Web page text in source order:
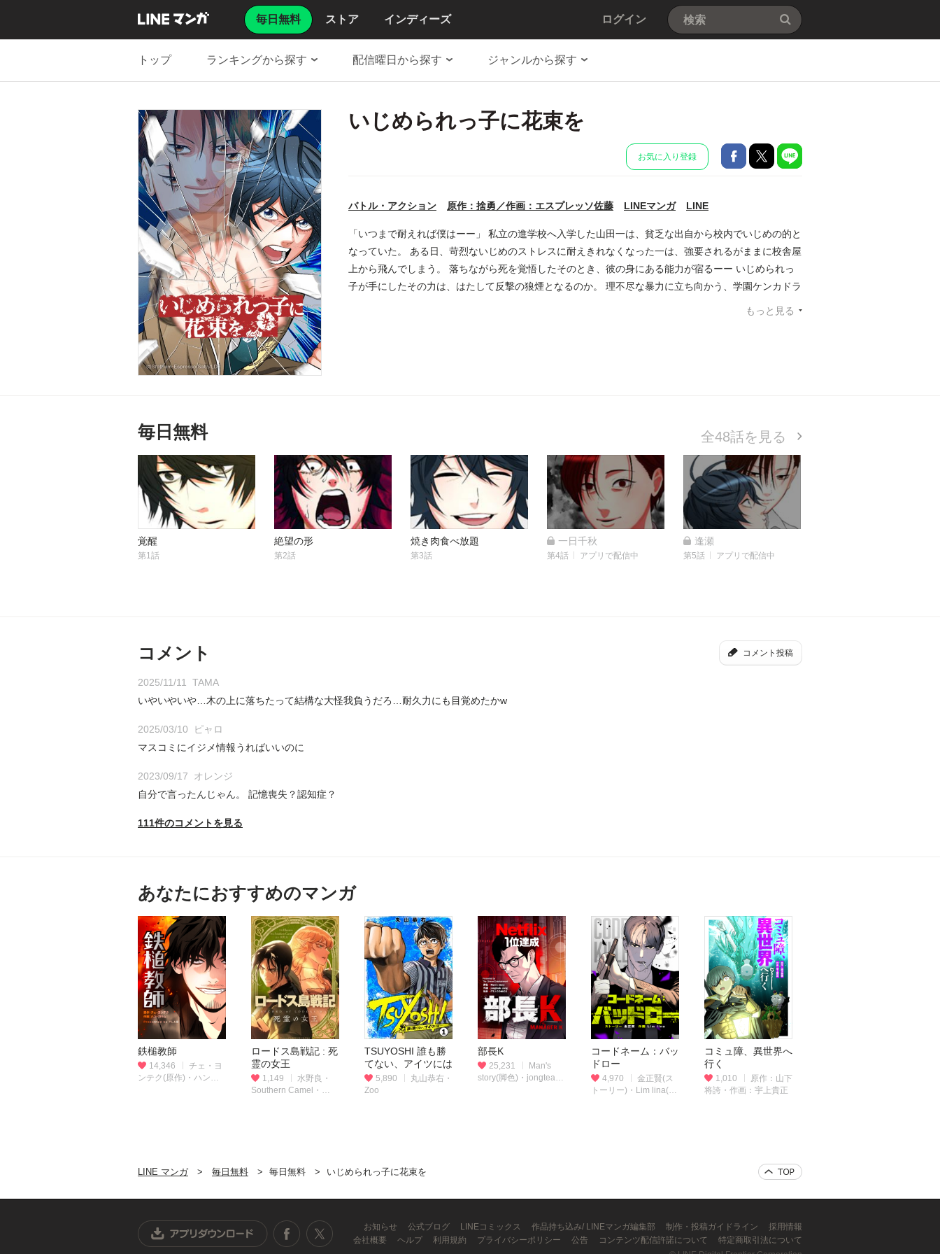
毎日無料 ストア インディーズ ログイン
トップ ランキングから探す 配信曜日から探す ジャンルから探す
いじめられっ子に花束を
お気に入り登録
バトル・アクション 原作：捨勇／作画：エスプレッソ佐藤 LINEマンガ LINE
「いつまで耐えれば僕はーー」 私立の進学校へ入学した山田一は、貧乏な出自から校内でいじめの的と
なっていた。 ある日、苛烈ないじめのストレスに耐えきれなくなった一は、強要されるがままに校舎屋
上から飛んでしまう。 落ちながら死を覚悟したそのとき、彼の身にある能力が宿るーー いじめられっ
子が手にしたその力は、はたして反撃の狼煙となるのか。 理不尽な暴力に立ち向かう、学園ケンカドラ
もっと見る
毎日無料 全48話を見る
覚醒
第1話
絶望の形
第2話
焼き肉食べ放題
第3話
一日千秋
第4話 アプリで配信中
逢瀬
第5話 アプリで配信中
コメント コメント投稿
2025/11/11 TAMA
いやいやいや…木の上に落ちたって結構な大怪我負うだろ…耐久力にも目覚めたかw
2025/03/10
ピャロ
マスコミにイジメ情報うればいいのに
2023/09/17
オレンジ
自分で言ったんじゃん。 記憶喪失？認知症？
111件のコメントを見る
あなたにおすすめのマンガ
鉄槌教師
14,346
チェ・ヨ
ンテク(原作)・ハン・
ロードス島戦記 : 死
霊の女王
1,149
水野良・
Southern Camel・
TSUYOSHI 誰も勝
てない、アイツには
5,890
丸山恭右・
Zoo
部長K
25,231
Man's
story(脚色)・jongteak
コードネーム：バッ
ドロー
4,970
金正賢(ス
トーリー)・Lim lina(作
コミュ障、異世界へ
行く
1,010
原作：山下
将誇・作画：宇上貴正
LINE マンガ 毎日無料 毎日無料 いじめられっ子に花束を
お知らせ 公式ブログ LINEコミックス 作品持ち込み/ LINEマンガ編集部 制作・投稿ガイドライン
採用情報
会社概要
ヘルプ 利用規約 プライバシーポリシー 公告 コンテンツ配信許諾について
特定商取引法について